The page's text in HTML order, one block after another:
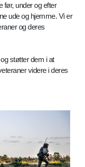
før, under og efter
ude og hjemme. Vi er
og deres
støtter dem i at
videre i deres